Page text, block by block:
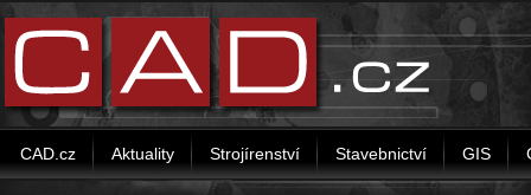
CAD.cz Aktuality Strojírenství Stavebnictví GIS